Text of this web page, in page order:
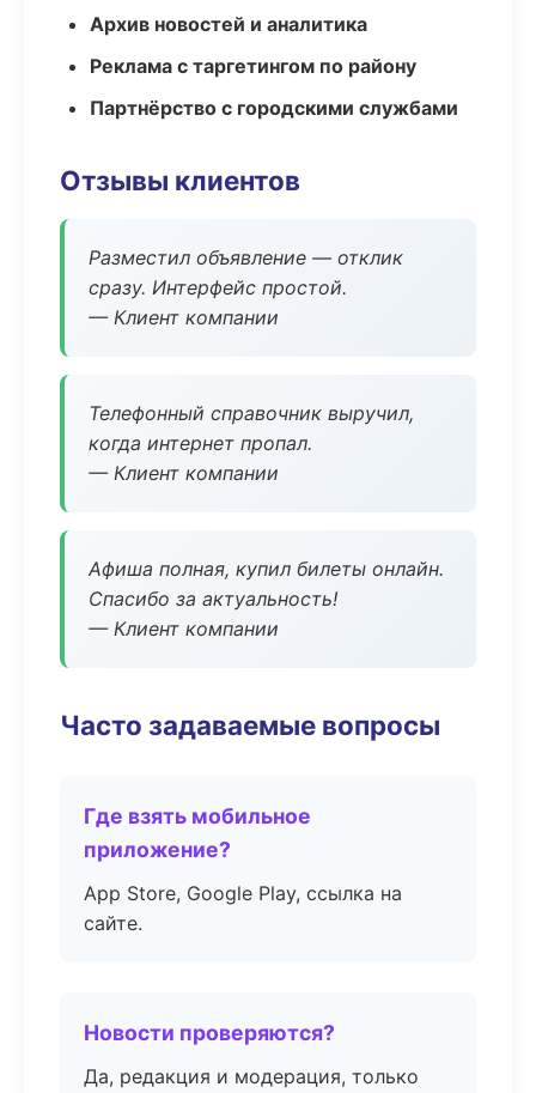
Архив новостей и аналитика
Реклама с таргетингом по району
Партнёрство с городскими службами
Отзывы клиентов
Разместил объявление — отклик
сразу. Интерфейс простой.
— Клиент компании
Телефонный справочник выручил,
когда интернет пропал.
— Клиент компании
Афиша полная, купил билеты онлайн.
Спасибо за актуальность!
— Клиент компании
Часто задаваемые вопросы
Где взять мобильное
приложение?
App Store, Google Play, ссылка на
сайте.
Новости проверяются?
Да, редакция и модерация, только